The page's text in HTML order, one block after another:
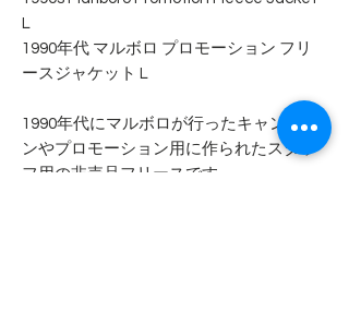
L
1990年代 マルボロ プロモーション フリ
ースジャケット L
1990年代にマルボロが行ったキャンペー
ンやプロモーション用に作られたスタッ
フ用の非売品フリースです。